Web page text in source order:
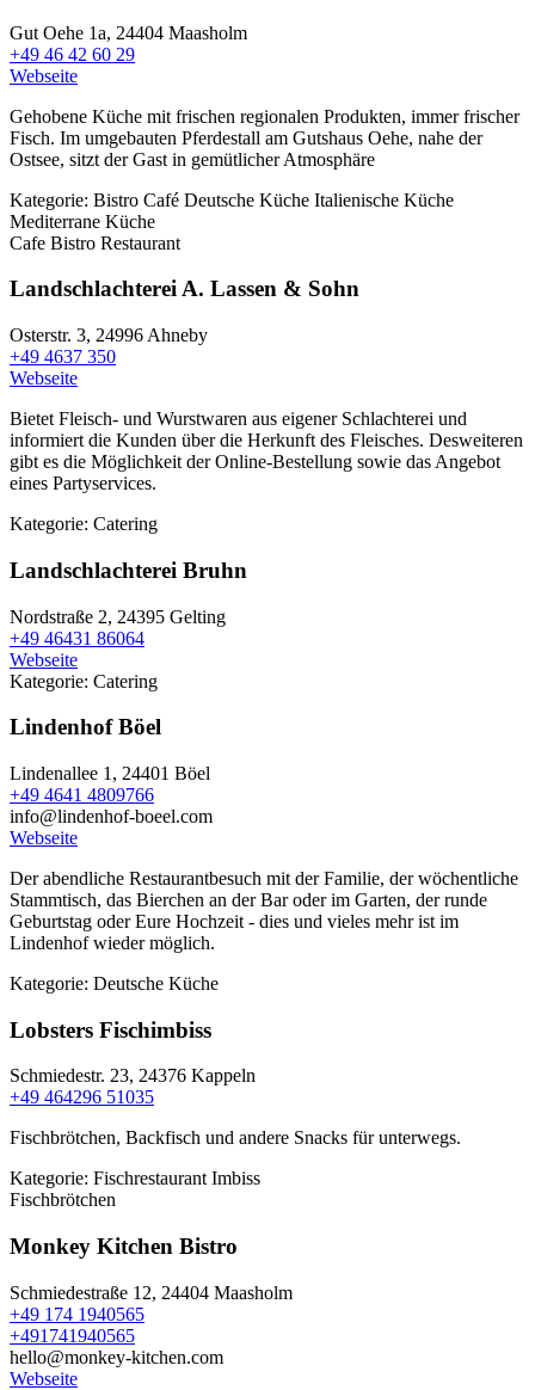
Gut Oehe 1a, 24404 Maasholm
+49 46 42 60 29
Webseite
Gehobene Küche mit frischen regionalen Produkten, immer frischer
Fisch. Im umgebauten Pferdestall am Gutshaus Oehe, nahe der
Ostsee, sitzt der Gast in gemütlicher Atmosphäre
Kategorie: Bistro Café Deutsche Küche Italienische Küche
Mediterrane Küche
Cafe Bistro Restaurant
Landschlachterei A. Lassen & Sohn
Osterstr. 3, 24996 Ahneby
+49 4637 350
Webseite
Bietet Fleisch- und Wurstwaren aus eigener Schlachterei und
informiert die Kunden über die Herkunft des Fleisches. Desweiteren
gibt es die Möglichkeit der Online-Bestellung sowie das Angebot
eines Partyservices.
Kategorie: Catering
Landschlachterei Bruhn
Nordstraße 2, 24395 Gelting
+49 46431 86064
Webseite
Kategorie: Catering
Lindenhof Böel
Lindenallee 1, 24401 Böel
+49 4641 4809766
info@lindenhof-boeel.com
Webseite
Der abendliche Restaurantbesuch mit der Familie, der wöchentliche
Stammtisch, das Bierchen an der Bar oder im Garten, der runde
Geburtstag oder Eure Hochzeit - dies und vieles mehr ist im
Lindenhof wieder möglich.
Kategorie: Deutsche Küche
Lobsters Fischimbiss
Schmiedestr. 23, 24376 Kappeln
+49 464296 51035
Fischbrötchen, Backfisch und andere Snacks für unterwegs.
Kategorie: FischrestaurantImbiss
Fischbrötchen
Monkey Kitchen Bistro
Schmiedestraße 12, 24404 Maasholm
+49 174 1940565
+491741940565
hello@monkey-kitchen.com
Webseite